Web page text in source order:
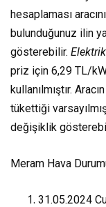
hesaplaması
bulunduğunuz ilin
gösterebilir.
priz için 6,29 TL/
kullanılmıştır.
tükettiği
değişiklik
Meram Hava
31.05.2024